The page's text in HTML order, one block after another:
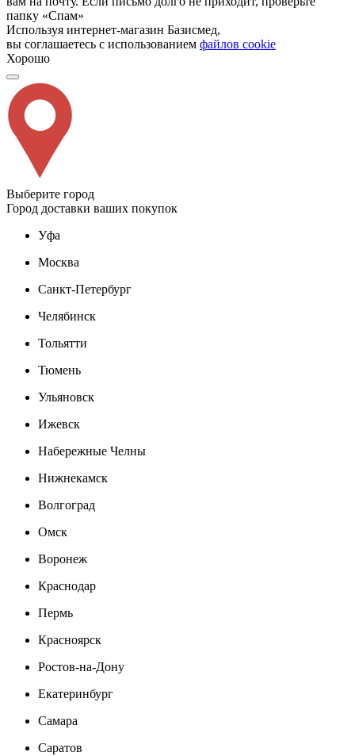
папку «Спам»
Используя интернет-магазин Базисмед,
вы соглашаетесь с использованием файлов cookie
Хорошо
Выберите город
Город доставки ваших покупок
Уфа
Москва
Санкт-Петербург
Челябинск
Тольятти
Тюмень
Ульяновск
Ижевск
Набережные Челны
Нижнекамск
Волгоград
Омск
Воронеж
Краснодар
Пермь
Красноярск
Ростов-на-Дону
Екатеринбург
Самара
Саратов